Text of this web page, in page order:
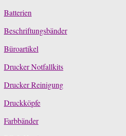
Batterien
Beschriftungsbänder
Büroartikel
Drucker Notfallkits
Drucker Reinigung
Druckköpfe
Farbbänder